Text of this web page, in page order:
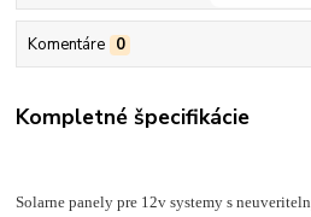
Komentáre 0
Kompletné špecifikácie
Solarne panely pre 12v systemy s